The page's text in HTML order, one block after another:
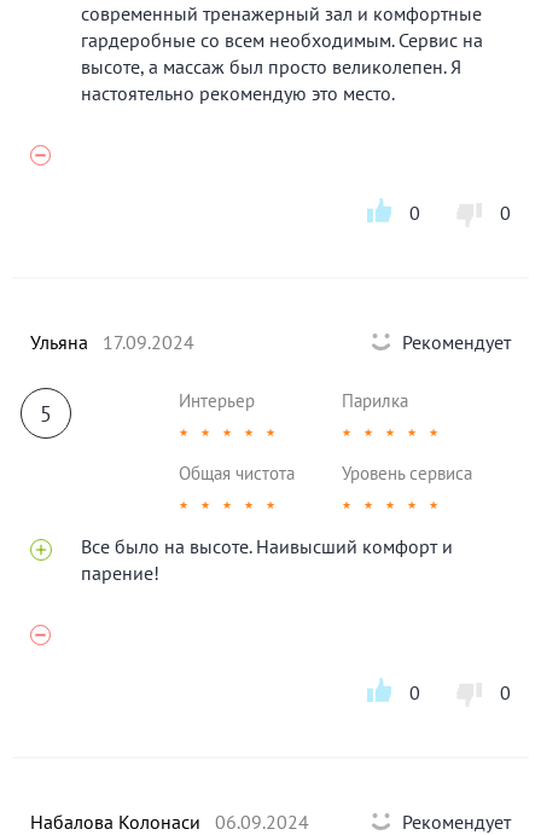
современный тренажерный зал и комфортные
гардеробные со всем необходимым. Сервис на
высоте, а массаж был просто великолепен. Я
настоятельно рекомендую это место.
0 0
Ульяна 17.09.2024 Рекомендует
5 Интерьер
★ ★ ★ ★ ★
Парилка
★ ★ ★ ★ ★
Общая чистота
★ ★ ★ ★ ★
Уровень сервиса
★ ★ ★ ★ ★
Все было на высоте. Наивысший комфорт и
парение!
0 0
Набалова Колонаси 06.09.2024 Рекомендует